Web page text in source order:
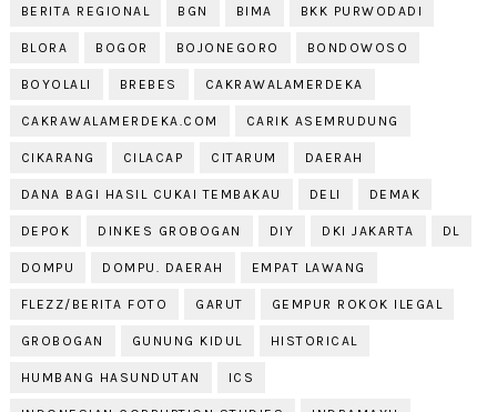
BERITA REGIONAL BGN BIMA BKK PURWODADI
BLORA BOGOR BOJONEGORO BONDOWOSO
BOYOLALI BREBES CAKRAWALAMERDEKA
CAKRAWALAMERDEKA.COM CARIK ASEMRUDUNG
CIKARANG CILACAP CITARUM DAERAH
DANA BAGI HASIL CUKAI TEMBAKAU DELI DEMAK
DEPOK DINKES GROBOGAN DIY DKI JAKARTA DL
DOMPU DOMPU. DAERAH EMPAT LAWANG
FLEZZ/BERITA FOTO GARUT GEMPUR ROKOK ILEGAL
GROBOGAN GUNUNG KIDUL HISTORICAL
HUMBANG HASUNDUTAN ICS